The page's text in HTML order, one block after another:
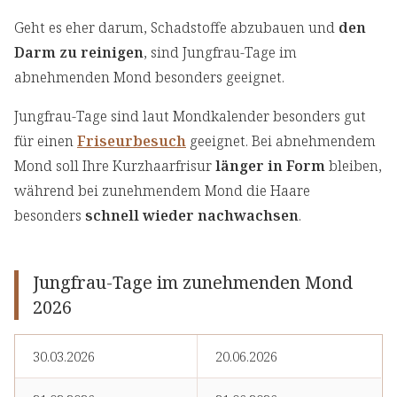
Geht es eher darum, Schadstoffe abzubauen und den
Darm zu reinigen, sind Jungfrau-Tage im
abnehmenden Mond besonders geeignet.
Jungfrau-Tage sind laut Mondkalender besonders gut
für einenFriseurbesuch geeignet. Bei abnehmendem
Mond soll Ihre Kurzhaarfrisurlänger in Formbleiben,
während bei zunehmendem Mond die Haare
besonders schnell wieder nachwachsen.
Jungfrau-Tage im zunehmenden Mond
2026
30.03.2026 20.06.2026